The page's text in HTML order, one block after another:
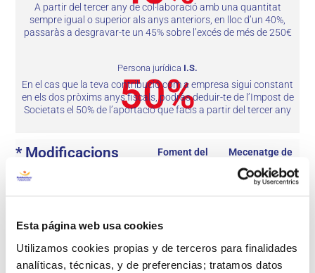
Esta página web usa cookies
Utilizamos cookies propias y de terceros para finalidades
analíticas, técnicas, y de preferencias; tratamos datos
A partir del tercer any de col·laboració amb una quantitat
sempre igual o superior als anys anteriors, en lloc d’un 40%,
passaràs a desgravar-te un 45% sobre l’excés de més de 250€
Persona jurídica I.S.
50%
En el cas que la teva contribució com a empresa sigui constant
en els dos pròxims anys fiscals, podràs deduir-te de l’Impost de
Societats el 50% de l’aportació que facis a partir del tercer any
* Modificacions
principals en la Llei
de Mecenatge
Foment del
les deduccions
persones
físiques : La
Mecenatge de
reconeixement
o recompensa:
retorns
simbòlics en